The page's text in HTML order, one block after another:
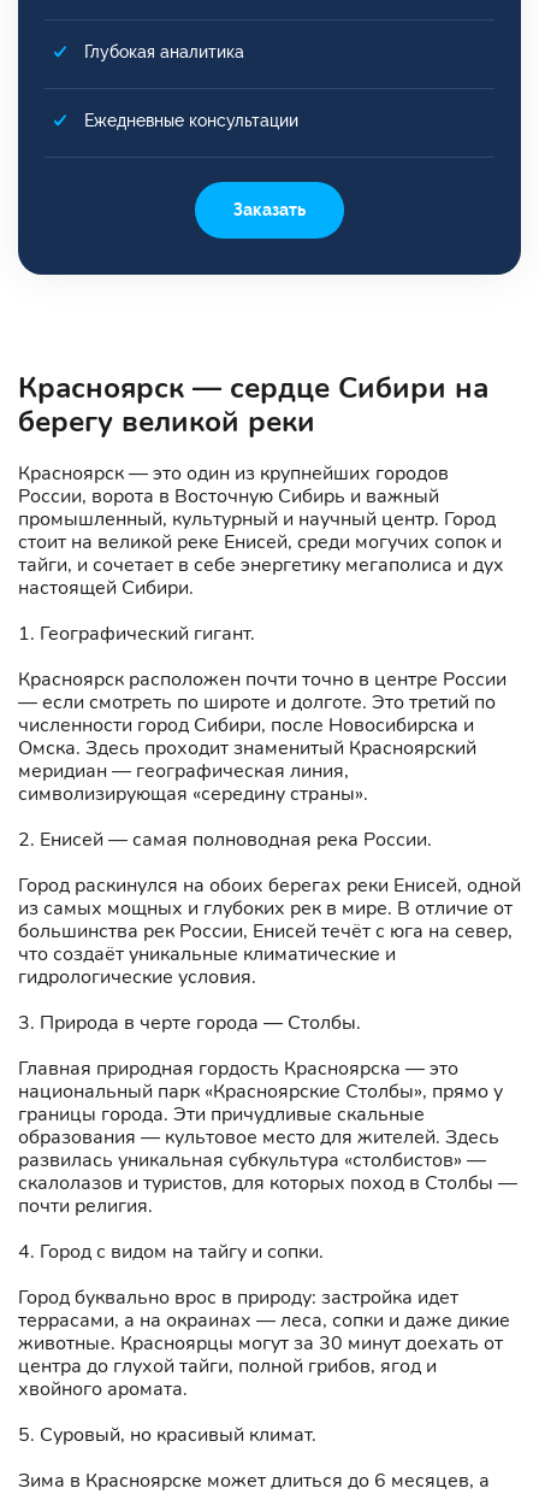
Глубокая аналитика
Ежедневные консультации
Заказать
Красноярск — сердце Сибири на
берегу великой реки
Красноярск — это один из крупнейших городов
России, ворота в Восточную Сибирь и важный
промышленный, культурный и научный центр. Город
стоит на великой реке Енисей, среди могучих сопок и
тайги, и сочетает в себе энергетику мегаполиса и дух
настоящей Сибири.
1. Географический гигант.
Красноярск расположен почти точно в центре России
— если смотреть по широте и долготе. Это третий по
численности город Сибири, после Новосибирска и
Омска. Здесь проходит знаменитый Красноярский
меридиан — географическая линия,
символизирующая «середину страны».
2. Енисей — самая полноводная река России.
Город раскинулся на обоих берегах реки Енисей, одной
из самых мощных и глубоких рек в мире. В отличие от
большинства рек России, Енисей течёт с юга на север,
что создаёт уникальные климатические и
гидрологические условия.
3. Природа в черте города — Столбы.
Главная природная гордость Красноярска — это
национальный парк «Красноярские Столбы», прямо у
границы города. Эти причудливые скальные
образования — культовое место для жителей. Здесь
развилась уникальная субкультура «столбистов» —
скалолазов и туристов, для которых поход в Столбы —
почти религия.
4. Город с видом на тайгу и сопки.
Город буквально врос в природу: застройка идет
террасами, а на окраинах — леса, сопки и даже дикие
животные. Красноярцы могут за 30 минут доехать от
центра до глухой тайги, полной грибов, ягод и
хвойного аромата.
5. Суровый, но красивый климат.
Зима в Красноярске может длиться до 6 месяцев, а